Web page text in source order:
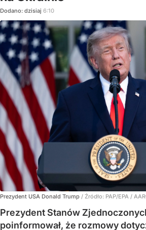
Dodano: dzisiaj 6:10
Prezydent USA Donald Trump / Źródło: PAP/EPA /
Prezydent Stanów
poinformował, że rozmowy